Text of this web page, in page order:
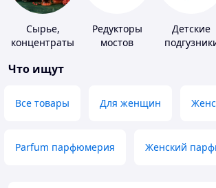
Сырье,
концентраты
алкогольной
Редукторы
мостов
Детские
Что ищут
Все товары Для женщин
Parfum парфюмерия Женский